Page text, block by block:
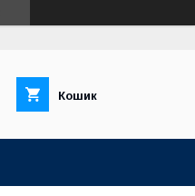
Кошик